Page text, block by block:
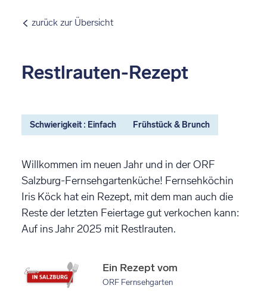
zurück zur Übersicht
Restlrauten-Rezept
Schwierigkeit : Einfach Frühstück & Brunch
Willkommen im neuen Jahr und in der ORF
Salzburg-Fernsehgartenküche! Fernsehköchin
Iris Köck hat ein Rezept, mit dem man auch die
Reste der letzten Feiertage gut verkochen kann:
Auf ins Jahr 2025 mit Restlrauten.
Ein Rezept vom
ORF Fernsehgarten